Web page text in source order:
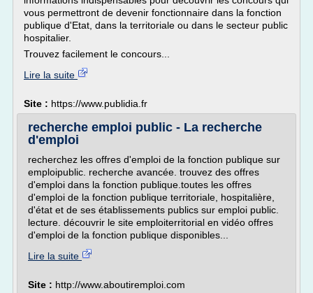
vous permettront de devenir fonctionnaire dans la fonction
publique d'Etat, dans la territoriale ou dans le secteur public
hospitalier.
Trouvez facilement le concours...
Lire la suite
Site : https://www.publidia.fr
recherche emploi public - La recherche
d'emploi
recherchez les offres d'emploi de la fonction publique sur
emploipublic. recherche avancée. trouvez des offres
d'emploi dans la fonction publique.toutes les offres
d'emploi de la fonction publique territoriale, hospitalière,
d'état et de ses établissements publics sur emploi public.
lecture. découvrir le site emploiterritorial en vidéo offres
d'emploi de la fonction publique disponibles...
Lire la suite
Site : http://www.aboutiremploi.com